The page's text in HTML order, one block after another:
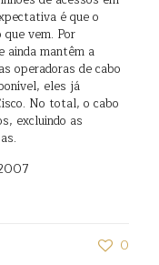
é que o
que vem. Por
ainda mantêm a
operadoras de cabo
eles já
No total, o cabo
excluindo as
0